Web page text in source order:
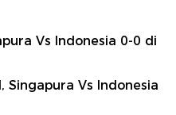
Vs Indonesia 0-0 di
Singapura Vs Indonesia